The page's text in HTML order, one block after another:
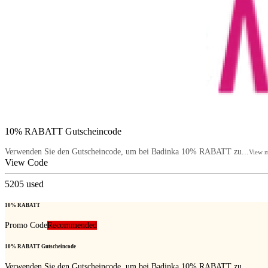
10% RABATT Gutscheincode
Verwenden Sie den Gutscheincode, um bei Badinka 10% RABATT zu... View
View Code
5205 used
10% RABATT
Promo CodeRecommended
10% RABATT Gutscheincode